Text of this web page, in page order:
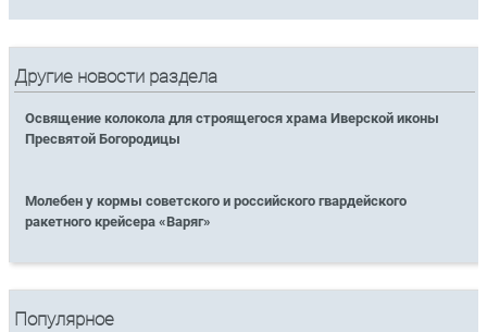
Другие новости раздела
Освящение колокола для строящегося храма Иверской иконы
Пресвятой Богородицы
Молебен у кормы советского и российского гвардейского
ракетного крейсера «Варяг»
Популярное